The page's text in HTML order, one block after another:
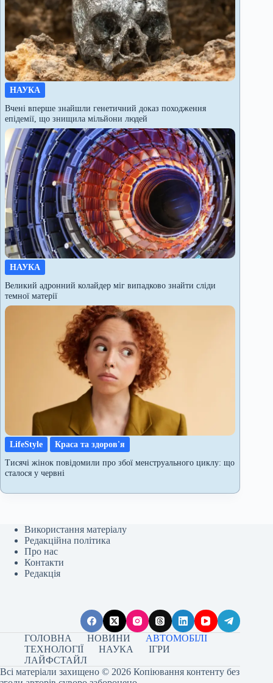
НАУКА
Вчені вперше знайшли генетичний доказ походження
епідемії, що знищила мільйони людей
НАУКА
Великий адронний колайдер міг випадково знайти сліди
темної матерії
LifeStyle
Краса та здоров'я
Тисячі жінок повідомили про збої менструального циклу: що
сталося у червні
Використання матеріалу
Редакційна політика
Про нас
Контакти
Редакція
ГОЛОВНА НОВИНИ
АВТОМОБІЛІ
ТЕХНОЛОГІЇ
НАУКА
ІГРИ
ЛАЙФСТАЙЛ
Всі матеріали захищено © 2026 Копіювання контенту без